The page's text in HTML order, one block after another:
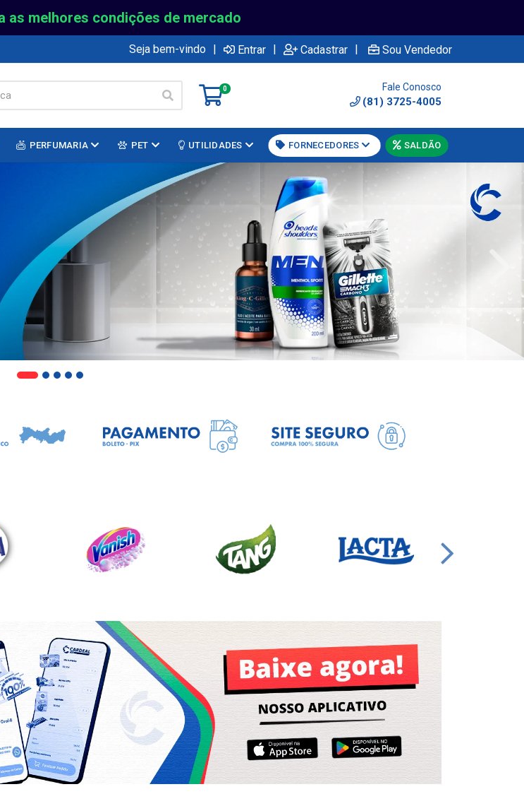
as melhores condições de mercado
Seja bem-vindo | Entrar | Cadastrar | Sou Vendedor
0 Fale Conosco
(81) 3725-4005
PERFUMARIA PET UTILIDADES FORNECEDORES SALDÃO